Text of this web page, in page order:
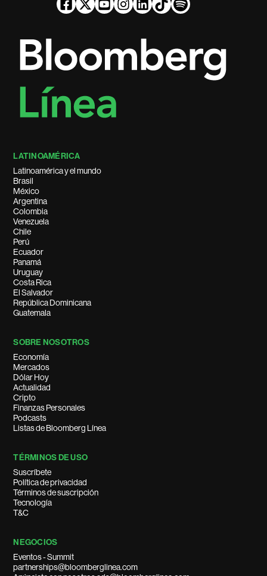
LATINOAMÉRICA
Latinoamérica y el mundo
Brasil
México
Argentina
Colombia
Venezuela
Chile
Perú
Ecuador
Panamá
Uruguay
Costa Rica
El Salvador
República Dominicana
Guatemala
SOBRE NOSOTROS
Economía
Mercados
Dólar Hoy
Actualidad
Cripto
Finanzas Personales
Podcasts
Listas de Bloomberg Línea
TÉRMINOS DE USO
Suscríbete
Política de privacidad
Términos de suscripción
Tecnología
T&C
NEGOCIOS
Eventos - Summit
partnerships@bloomberglinea.com